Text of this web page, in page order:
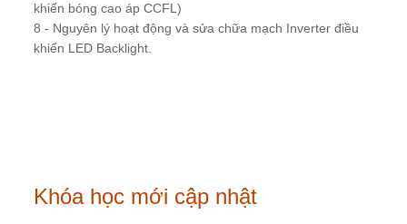
khiển bóng cao áp CCFL)
8 - Nguyên lý hoạt động và sửa chữa mạch Inverter điều
khiển LED Backlight.
Khóa học mới cập nhật